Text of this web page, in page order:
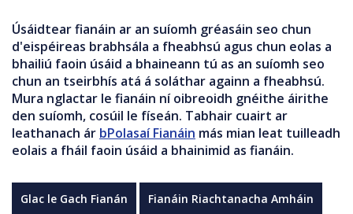
Úsáidtear fianáin ar an suíomh gréasáin seo chun
d'eispéireas brabhsála a fheabhsú agus chun eolas a
bhailiú faoin úsáid a bhaineann tú as an suíomh seo
chun an tseirbhís atá á soláthar againn a fheabhsú.
Mura nglactar le fianáin ní oibreoidh gnéithe áirithe
den suíomh, cosúil le físeán. Tabhair cuairt ar
leathanach ár bPolasaí Fianáin más mian leat tuilleadh
eolais a fháil faoin úsáid a bhainimid as fianáin.
Glac le Gach Fianán Fianáin Riachtanacha Amháin